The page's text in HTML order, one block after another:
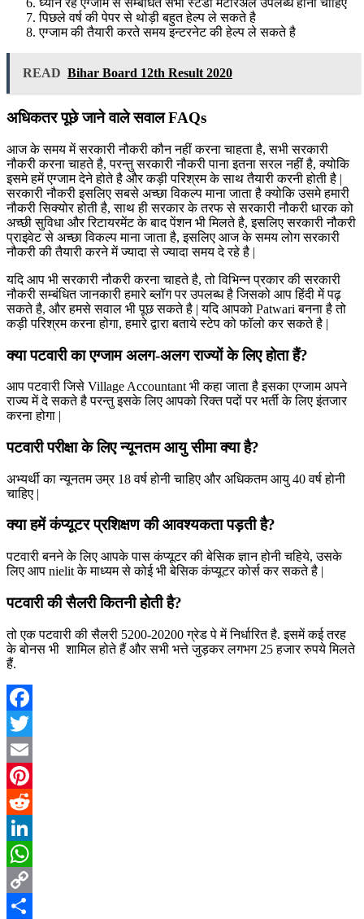
ध्यान रहे एग्जाम से सम्बंधित सभी स्टडी मेटेरिअल उपलब्ध होनी चाहिए
पिछले वर्ष की पेपर से थोड़ी बहुत हेल्प ले सकते है
एग्जाम की तैयारी करते समय इन्टरनेट की हेल्प ले सकते है
READ Bihar Board 12th Result 2020
अधिकतर पूछे जाने वाले सवाल FAQs
आज के समय में सरकारी नौकरी कौन नहीं करना चाहता है, सभी सरकारी
नौकरी करना चाहते है, परन्तु सरकारी नौकरी पाना इतना सरल नहीं है, क्योकि
इसमे हमें एग्जाम देने होते है और कड़ी परिश्रम के साथ तैयारी करनी होती है |
सरकारी नौकरी इसलिए सबसे अच्छा विकल्प माना जाता है क्योकि उसमे हमारी
नौकरी सिक्योर होती है, साथ ही सरकार के तरफ से सरकारी नौकरी धारक को
अच्छी सुविधा और रिटायरमेंट के बाद पेंशन भी मिलते है, इसलिए सरकारी नौकरी
प्राइवेट से अच्छा विकल्प माना जाता है, इसलिए आज के समय लोग सरकारी
नौकरी की तैयारी करने में ज्यादा से ज्यादा समय दे रहे है |
यदि आप भी सरकारी नौकरी करना चाहते है, तो विभिन्न प्रकार की सरकारी
नौकरी सम्बंधित जानकारी हमारे ब्लॉग पर उपलब्ध है जिसको आप हिंदी में पढ़
सकते है, और हमसे सवाल भी पूछ सकते है | यदि आपको Patwari बनना है तो
कड़ी परिश्रम करना होगा, हमारे द्वारा बताये स्टेप को फॉलो कर सकते है |
क्या पटवारी का एग्जाम अलग-अलग राज्यों के लिए होता हैं?
आप पटवारी जिसे Village Accountant भी कहा जाता है इसका एग्जाम अपने
राज्य में दे सकते है परन्तु इसके लिए आपको रिक्त पदों पर भर्ती के लिए इंतजार
करना होगा |
पटवारी परीक्षा के लिए न्यूनतम आयु सीमा क्या है?
अभ्यर्थी का न्यूनतम उम्र 18 वर्ष होनी चाहिए और अधिकतम आयु 40 वर्ष होनी
चाहिए |
क्या हमें कंप्यूटर प्रशिक्षण की आवश्यकता पड़ती है?
पटवारी बनने के लिए आपके पास कंप्यूटर की बेसिक ज्ञान होनी चहिये, उसके
लिए आप nielit के माध्यम से कोई भी बेसिक कंप्यूटर कोर्स कर सकते है |
पटवारी की सैलरी कितनी होती है?
तो एक पटवारी की सैलरी 5200-20200 ग्रेड पे में निर्धारित है. इसमें कई तरह
के बोनस भी शामिल होते हैं और सभी भत्ते जुड़कर लगभग 25 हजार रुपये मिलते
हैं.
Facebook
Twitter
Email
Pinterest
Reddit
LinkedIn
WhatsApp
Copy